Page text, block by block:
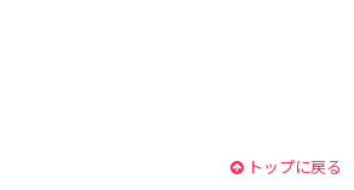
トップに戻る